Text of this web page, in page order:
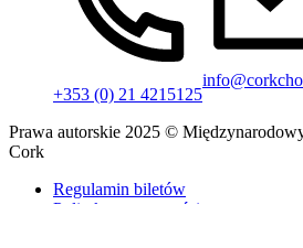
+353 (0) 21 4215125
Prawa autorskie 2025 ©
Cork
Regulamin biletów
Polityka prywatności